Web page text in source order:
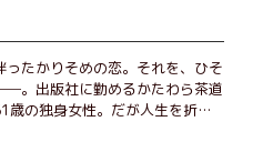
たかりそめの恋。それを、ひそ
。出版社に勤めるかたわら茶道
歳の独身女性。だが人生を折り